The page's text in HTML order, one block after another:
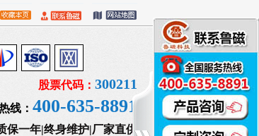
股票代码： 300211
线： 400-635-8891
保一年|终身维护|厂家直供